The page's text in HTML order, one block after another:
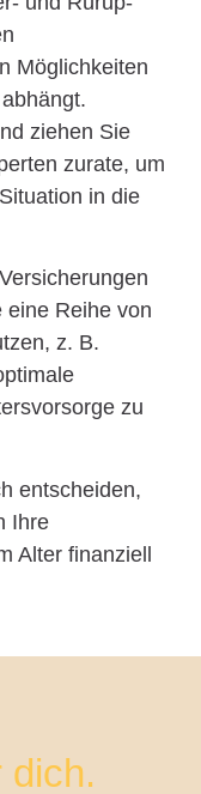
Möglichkeiten
ziehen Sie
zurate, um
in die
eine Reihe von
z. B.
zu
entscheiden,
Ihre
Alter finanziell
dich.